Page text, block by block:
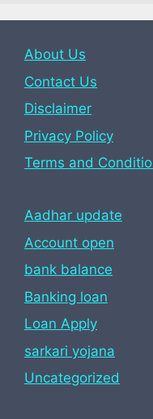
About Us
Contact Us
Disclaimer
Privacy Policy
Terms and
Aadhar update
Account open
bank balance
Banking loan
Loan Apply
sarkari yojana
Uncategorized